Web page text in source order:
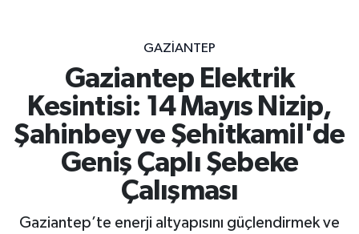
GAZIANTEP
Gaziantep Elektrik
Kesintisi: 14 Mayıs Nizip,
Şahinbey ve Şehitkamil'de
Geniş Çaplı Şebeke
Çalışması
Gaziantep’te enerji altyapısını güçlendirmek ve